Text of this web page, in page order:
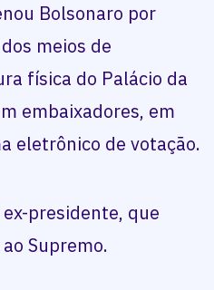
Bolsonaro por
meios de
física do Palácio da
embaixadores, em
eletrônico de votação.
presidente, que
Supremo.